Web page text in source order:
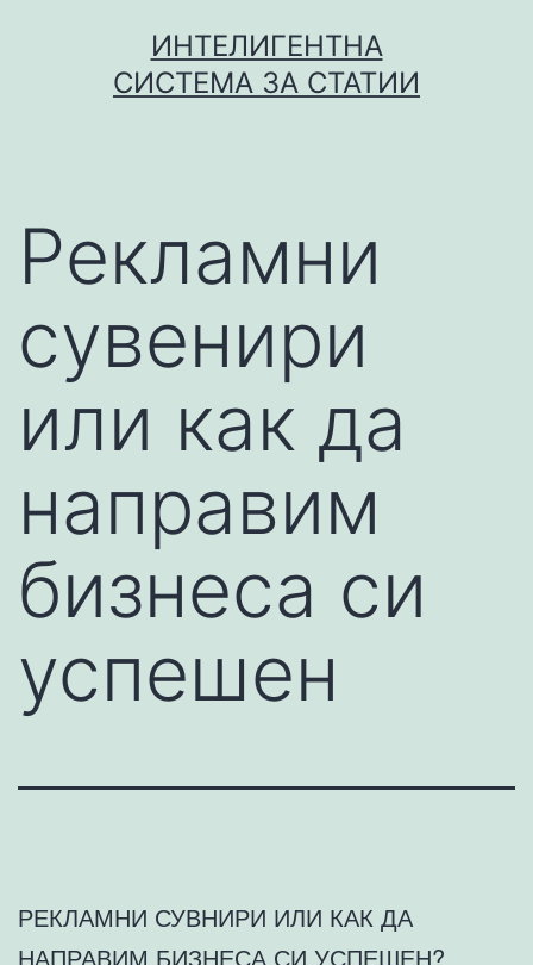
ИНТЕЛИГЕНТНА
СИСТЕМА ЗА СТАТИИ
Рекламни
сувенири
или как да
направим
бизнеса си
успешен
РЕКЛАМНИ СУВНИРИ ИЛИ КАК ДА
НАПРАВИМ БИЗНЕСА СИ УСПЕШЕН?